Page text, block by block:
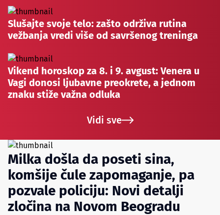
Slušajte svoje telo: zašto održiva rutina
vežbanja vredi više od savršenog treninga
Vikend horoskop za 8. i 9. avgust: Venera u
Vagi donosi ljubavne preokrete, a jednom
znaku stiže važna odluka
Vidi sve
Milka došla da poseti sina,
komšije čule zapomaganje, pa
pozvale policiju: Novi detalji
zločina na Novom Beogradu